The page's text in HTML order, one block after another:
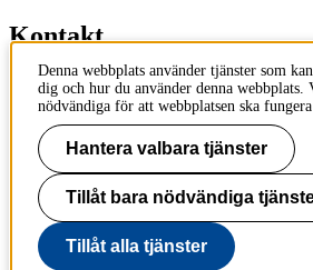
Kontakt
Kontakta utbildningsprogram
Kontakta kurs
IT-support
KTH Entré
KTH
100 44 Stockholm
+46 8 790 60 00
info@kth.se
Denna webbplats använder tjänster som
dig och hur du använder denna webbplats.
nödvändiga för att webbplatsen ska
Hantera valbara tjänster
Tillåt bara nödvändiga
Tillåt alla tjänster